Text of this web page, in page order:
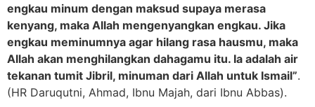
engkau minum dengan maksud supaya merasa
kenyang, maka Allah mengenyangkan engkau. Jika
engkau meminumnya agar hilang rasa hausmu, maka
Allah akan menghilangkan dahagamu itu. Ia adalah air
tekanan tumit Jibril, minuman dari Allah untuk Ismail”.
(HR Daruqutni, Ahmad, Ibnu Majah, dari Ibnu Abbas).